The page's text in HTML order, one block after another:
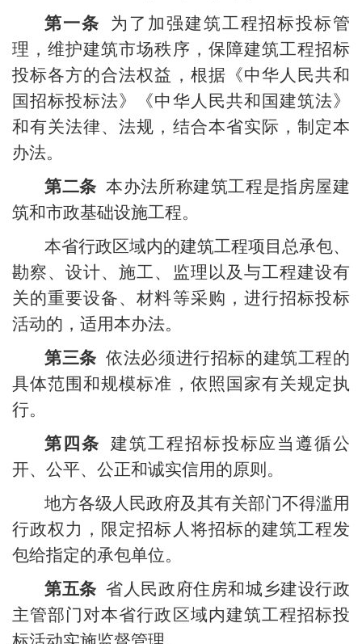
第一条
为了加强建筑工程招标投标管
理，维护建筑市场秩序，保障建筑工程招标
投标各方的合法权益，根据《中华人民共和
国招标投标法》《中华人民共和国建筑法》
和有关法律、法规，结合本省实际，制定本
办法。
第二条 本办法所称建筑工程是指房屋建
筑和市政基础设施工程。
本省行政区域内的建筑工程项目总承包、
勘察、设计、施工、监理以及与工程建设有
关的重要设备、材料等采购，进行招标投标
活动的，适用本办法。
第三条 依法必须进行招标的建筑工程的
具体范围和规模标准，依照国家有关规定执
行。
第四条
建筑工程招标投标应当遵循公
开、公平、公正和诚实信用的原则。
地方各级人民政府及其有关部门不得滥用
行政权力，限定招标人将招标的建筑工程发
包给指定的承包单位。
第五条 省人民政府住房和城乡建设行政
主管部门对本省行政区域内建筑工程招标投